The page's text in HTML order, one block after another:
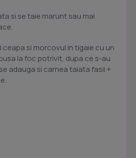
si se taie marunt sau mai
ceapa si morcovul in tigaie cu un
la foc potrivit, dupa ce s-au
adauga si carnea taiata fasii +